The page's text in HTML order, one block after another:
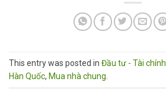
This entry was posted in Đầu tư - Tài chính
Hàn Quốc, Mua nhà chung